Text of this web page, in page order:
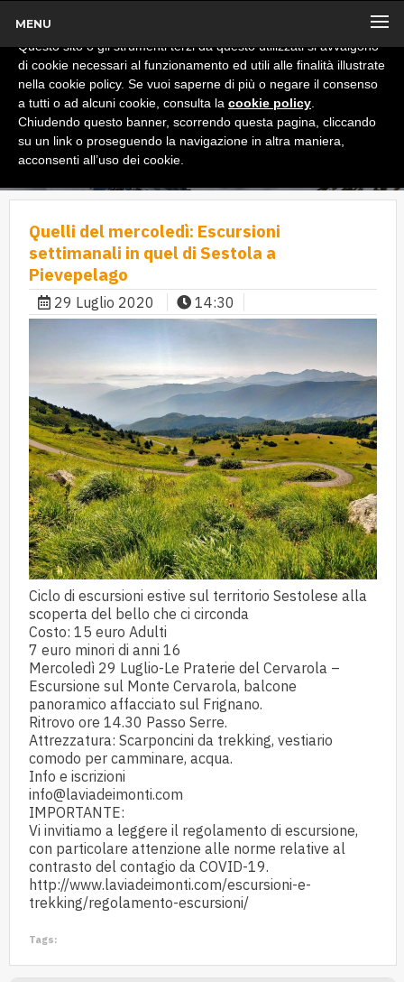
MENU
Quelli del mercoledì: Escursioni
settimanali in quel di Sestola a
Pievepelago
29 Luglio 2020 14:30
Ciclo di escursioni estive sul territorio Sestolese alla
scoperta del bello che ci circonda
Costo: 15 euro Adulti
7 euro minori di anni 16
Mercoledì 29 Luglio-Le Praterie del Cervarola –
Escursione sul Monte Cervarola, balcone
panoramico affacciato sul Frignano.
Ritrovo ore 14.30 Passo Serre.
Attrezzatura: Scarponcini da trekking, vestiario
comodo per camminare, acqua.
Info e iscrizioni
info@laviadeimonti.com
IMPORTANTE:
Vi invitiamo a leggere il regolamento di escursione,
con particolare attenzione alle norme relative al
contrasto del contagio da COVID-19.
http://www.laviadeimonti.com/escursioni-e-
trekking/regolamento-escursioni/
Tags:
x
Informativa
Questo sito o gli strumenti terzi da questo utilizzati si avvalgono
di cookie necessari al funzionamento ed utili alle finalità illustrate
nella cookie policy. Se vuoi saperne di più o negare il consenso
a tutti o ad alcuni cookie, consulta la cookie policy
Chiudendo questo banner, scorrendo questa pagina, cliccando
su un link o proseguendo la navigazione in altra maniera,
acconsenti all’uso dei cookie.